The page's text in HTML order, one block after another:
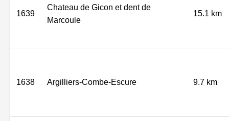
1639
Chateau de Gicon et dent de
Marcoule
15.1 km
1638 Argilliers-Combe-Escure 9.7 km